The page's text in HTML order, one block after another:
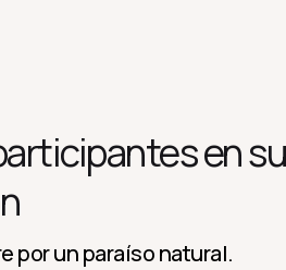
en su
por un paraíso natural.